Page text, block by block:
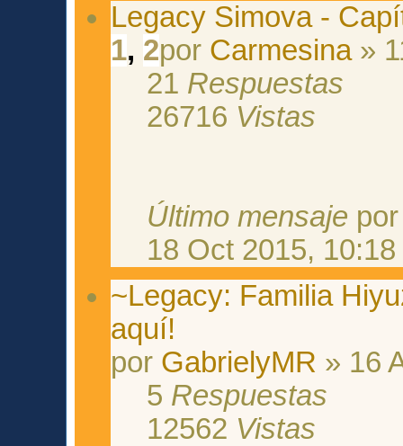
Legacy Simova -
1, 2por Carmesina»
21 Respuestas
26716 Vistas
Último mensaje
18 Oct 2015, 10:18
~Legacy: Familia
aquí!
por GabrielyMR » 16
5 Respuestas
12562 Vistas